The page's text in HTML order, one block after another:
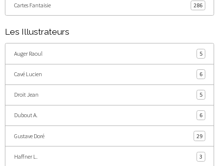
Cartes Fantaisie 286
Les Illustrateurs
Auger Raoul 5
Cavé Lucien 6
Droit Jean 5
Dubout A. 6
Gustave Doré 29
Haffner L. 3